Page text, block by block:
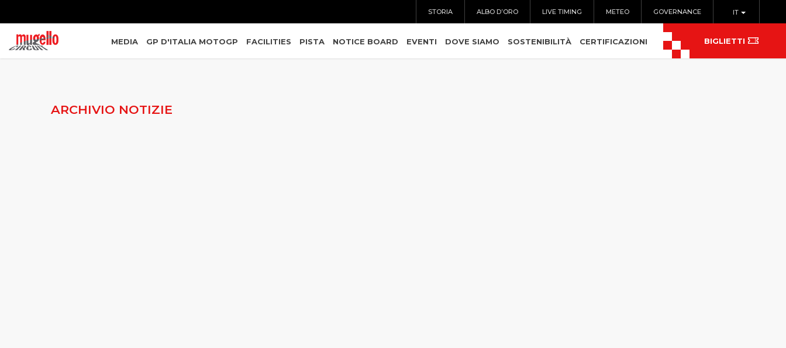
IT
STORIA ALBO D’ORO LIVE TIMING METEO GOVERNANCE
MEDIA GP D'ITALIA MOTOGP FACILITIES PISTA NOTICE BOARD EVENTI DOVE SIAMO SOSTENIBILITÀ CERTIFICAZIONI BIGLIETTI
ARCHIVIO NOTIZIE